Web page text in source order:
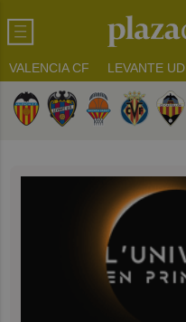
VALENCIA CF LEVANTE UD